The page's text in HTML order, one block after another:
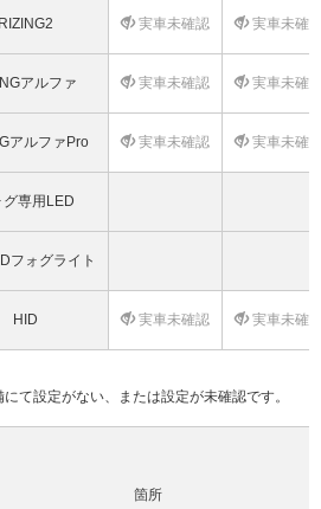
RIZING2 実車未確認 実車未確
アルファ 実車未確認 実車未確
アルファPro 実車未確認 実車未確
グ専用LED
フォグライト
HID 実車未確認 実車未確
て設定がない、または設定が未確認です。
箇所